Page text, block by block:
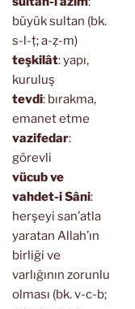
büyük sultan (bk.
s-l-ṭ; a-ẓ-m)
teşkilât: yapı,
kuruluş
tevdi: bırakma,
emanet etme
vazifedar:
görevli
vücub ve
vahdet-i Sâni:
herşeyi san’atla
yaratan Allah’ın
birliği ve
varlığının zorunlu
olması (bk. v-c-b;